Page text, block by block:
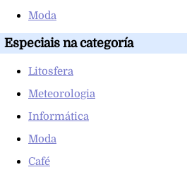
Moda
Especiais na categoría
Litosfera
Meteorologia
Informática
Moda
Café